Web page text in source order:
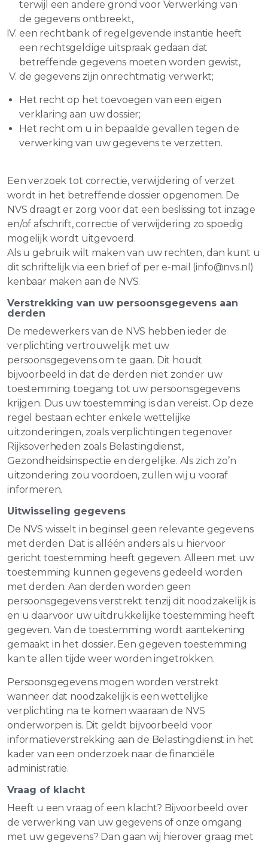
terwijl een andere grond voor Verwerking van
de gegevens ontbreekt,
een rechtbank of regelgevende instantie heeft
een rechtsgeldige uitspraak gedaan dat
betreffende gegevens moeten worden gewist,
de gegevens zijn onrechtmatig verwerkt;
Het recht op het toevoegen van een eigen
verklaring aan uw dossier;
Het recht om u in bepaalde gevallen tegen de
verwerking van uw gegevens te verzetten.
Een verzoek tot correctie, verwijdering of verzet
wordt in het betreffende dossier opgenomen. De
NVS draagt er zorg voor dat een beslissing tot inzage
en/of afschrift, correctie of verwijdering zo spoedig
mogelijk wordt uitgevoerd.
Als u gebruik wilt maken van uw rechten, dan kunt u
dit schriftelijk via een brief of per e-mail (info@nvs.nl)
kenbaar maken aan de NVS.
Verstrekking van uw persoonsgegevens aan
derden
De medewerkers van de NVS hebben ieder de
verplichting vertrouwelijk met uw
persoonsgegevens om te gaan. Dit houdt
bijvoorbeeld in dat de derden niet zonder uw
toestemming toegang tot uw persoonsgegevens
krijgen. Dus uw toestemming is dan vereist. Op deze
regel bestaan echter enkele wettelijke
uitzonderingen, zoals verplichtingen tegenover
Rijksoverheden zoals Belastingdienst,
Gezondheidsinspectie en dergelijke. Als zich zo’n
uitzondering zou voordoen, zullen wij u vooraf
informeren.
Uitwisseling gegevens
De NVS wisselt in beginsel geen relevante gegevens
met derden. Dat is alléén anders als u hiervoor
gericht toestemming heeft gegeven. Alleen met uw
toestemming kunnen gegevens gedeeld worden
met derden. Aan derden worden geen
persoonsgegevens verstrekt tenzij dit noodzakelijk is
en u daarvoor uw uitdrukkelijke toestemming heeft
gegeven. Van de toestemming wordt aantekening
gemaakt in het dossier. Een gegeven toestemming
kan te allen tijde weer worden ingetrokken.
Persoonsgegevens mogen worden verstrekt
wanneer dat noodzakelijk is een wettelijke
verplichting na te komen waaraan de NVS
onderworpen is. Dit geldt bijvoorbeeld voor
informatieverstrekking aan de Belastingdienst in het
kader van een onderzoek naar de financiële
administratie.
Vraag of klacht
Heeft u een vraag of een klacht? Bijvoorbeeld over
de verwerking van uw gegevens of onze omgang
met uw gegevens? Dan gaan wij hierover graag met